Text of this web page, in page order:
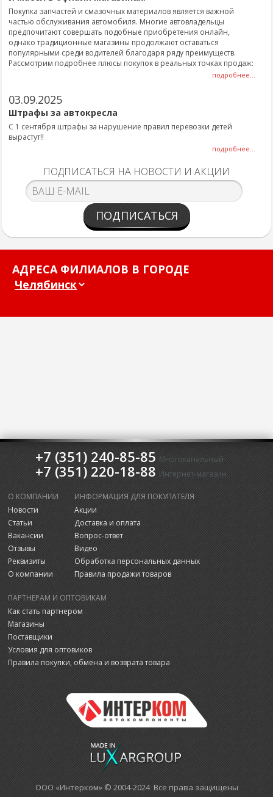
Покупка запчастей и смазочных материалов является важной
частью обслуживания автомобиля. Многие автовладельцы
предпочитают совершать подобные приобретения онлайн,
однако традиционные магазины продолжают оставаться
популярными среди водителей благодаря ряду преимуществ.
Рассмотрим подробнее плюсы покупок в реальных точках продаж:
подробнее...
03.09.2025
Штрафы за автокресла
С 1 сентября штрафы за нарушение правил перевозки детей
вырастут!!
подробнее...
ПОДПИСАТЬСЯ НА НОВОСТИ И АКЦИИ
ПОДПИСАТЬСЯ
АДРЕСА ФИЛИАЛОВ В ГОРОДЕ
+7 (351) 240-85-85 Многоканальный
+7 (351) 220-18-88 Интернет-магазин
О КОМПАНИИ
Новости
Статьи
Вакансии
Отзывы
Реквизиты
О компании
ИНФОРМАЦИЯ ДЛЯ ПОКУПАТЕЛЯ
Акции
Доставка и оплата
Вопрос-ответ
Видео
Обработка персональных данных
Правила продажи товаров
ПАРТНЕРАМ И ОПТОВИКАМ
Как стать партнером
Магазины
Поставщики
Условия для оптовиков
Правила покупки, обмена и возврата товара
ООО «Интерком» © 2004-2024 Все права защищены